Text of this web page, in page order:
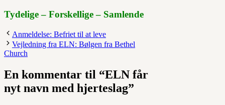
Tydelige – Forskellige – Samlende
Anmeldelse: Befriet til at leve
Vejledning fra ELN: Bølgen fra Bethel
Church
En kommentar til “ELN får
nyt navn med hjerteslag”